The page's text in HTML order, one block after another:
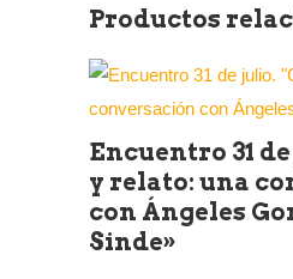
Productos
Encuentro 31
y relato: una
con Ángeles
Sinde»